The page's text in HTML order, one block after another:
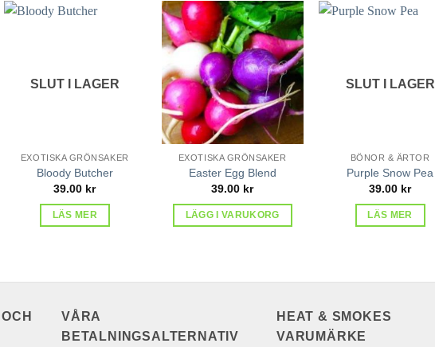
SLUT I LAGER
EXOTISKA GRÖNSAKER
Bloody Butcher
39.00 kr
LÄS MER
lägg till
i
favoriter
EXOTISKA GRÖNSAKER
Easter Egg Blend
39.00 kr
LÄGG I VARUKORG
SLUT I LAGER
BÖNOR & ÄRTOR
Purple Snow Pea
39.00 kr
LÄS MER
VÅRA
BETALNINGSALTERNATIV
HEAT & SMOKES
VARUMÄRKE